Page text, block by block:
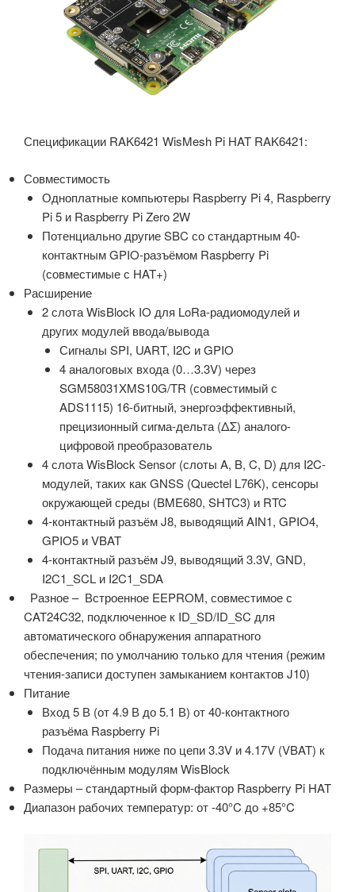
Спецификации RAK6421 WisMesh Pi HAT RAK6421:
Совместимость
Одноплатные компьютеры Raspberry Pi 4, Raspberry
Pi 5 и Raspberry Pi Zero 2W
Потенциально другие SBC со стандартным 40-
контактным GPIO-разъёмом Raspberry Pi
(совместимые с HAT+)
Расширение
2 слота WisBlock IO для LoRa-радиомодулей и
других модулей ввода/вывода
Сигналы SPI, UART, I2C и GPIO
4 аналоговых входа (0…3.3V) через
SGM58031XMS10G/TR (совместимый с
ADS1115) 16-битный, энергоэффективный,
прецизионный сигма-дельта (ΔΣ) аналого-
цифровой преобразователь
4 слота WisBlock Sensor (слоты A, B, C, D) для I2C-
модулей, таких как GNSS (Quectel L76K), сенсоры
окружающей среды (BME680, SHTC3) и RTC
4-контактный разъём J8, выводящий AIN1, GPIO4,
GPIO5 и VBAT
4-контактный разъём J9, выводящий 3.3V, GND,
I2C1_SCL и I2C1_SDA
Разное – Встроенное EEPROM, совместимое с
CAT24C32, подключенное к ID_SD/ID_SC для
автоматического обнаружения аппаратного
обеспечения; по умолчанию только для чтения (режим
чтения-записи доступен замыканием контактов J10)
Питание
Вход 5 В (от 4.9 В до 5.1 В) от 40-контактного
разъёма Raspberry Pi
Подача питания ниже по цепи 3.3V и 4.17V (VBAT) к
подключённым модулям WisBlock
Размеры – стандартный форм-фактор Raspberry Pi HAT
Диапазон рабочих температур: от -40°C до +85°C